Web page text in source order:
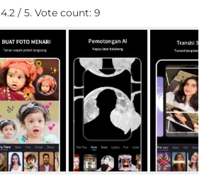
4.2/ 5. Vote count: 9